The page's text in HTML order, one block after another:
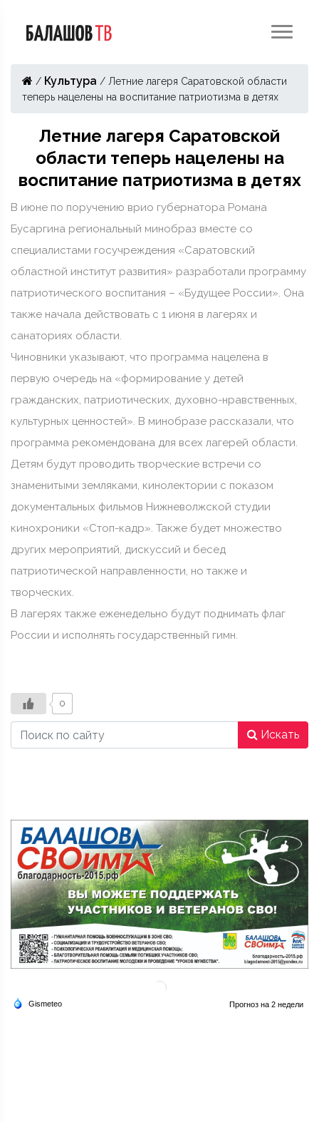
/ Культура / Летние лагеря Саратовской области
теперь нацелены на воспитание патриотизма в детях
Летние лагеря Саратовской
области теперь нацелены на
воспитание патриотизма в детях
В июне по поручению врио губернатора Романа
Бусаргина региональный минобраз вместе со
специалистами госучреждения «Саратовский
областной институт развития» разработали программу
патриотического воспитания – «Будущее России». Она
также начала действовать с 1 июня в лагерях и
санаториях области.
Чиновники указывают, что программа нацелена в
первую очередь на «формирование у детей
гражданских, патриотических, духовно-нравственных,
культурных ценностей». В минобразе рассказали, что
программа рекомендована для всех лагерей области.
Детям будут проводить творческие встречи со
знаменитыми земляками, кинолектории с показом
документальных фильмов Нижневолжской студии
кинохроники «Стоп-кадр». Также будет множество
других мероприятий, дискуссий и бесед
патриотической направленности, но также и
творческих.
В лагерях также еженедельно будут поднимать флаг
России и исполнять государственный гимн.
0
Искать